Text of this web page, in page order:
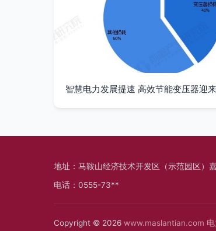
智慧电力发展提速 高效节能变压器迎
地址：马鞍山经济技术开发区（示范园区）
电话：0555-73**
Copyright © 2026 www.maslantian.com